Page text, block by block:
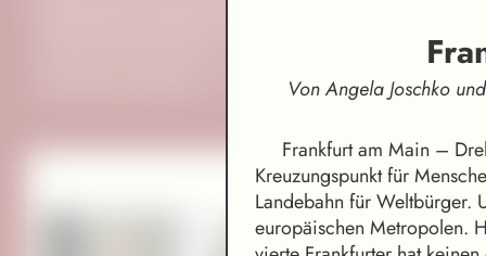
Von Angela Joschko
Frankfurt am Main –
Kreuzungspunkt für
Landebahn für Weltbürger.
europäischen Metropolen.